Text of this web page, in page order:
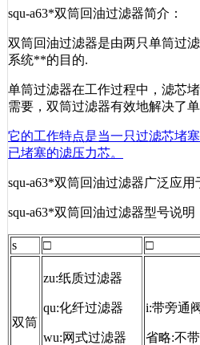
squ-a63*双筒回油过滤器简介：
双筒回油过滤器是由两只单筒过
系统**的目的.
单筒过滤器在工作过程中，滤芯
需要，双筒过滤器有效地解决了
它的工作特点是当一只过滤芯堵
已堵塞的滤压力芯。
squ-a63*双筒回油过滤器广泛应
squ-a63*双筒回油过滤器型号说明
s □ □
双筒
zu:纸质过滤器
qu:化纤过滤器
wu:网式过滤器
i:带旁通
省略:不